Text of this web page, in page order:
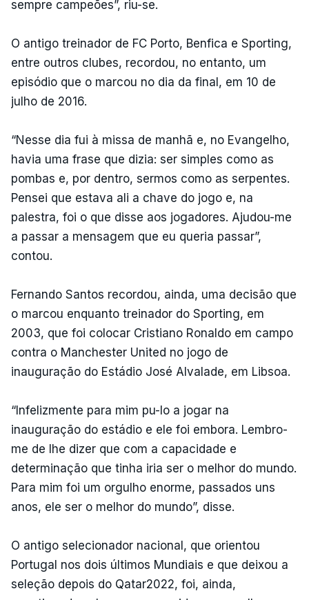
sempre campeões”, riu-se.
O antigo treinador de FC Porto, Benfica e Sporting,
entre outros clubes, recordou, no entanto, um
episódio que o marcou no dia da final, em 10 de
julho de 2016.
“Nesse dia fui à missa de manhã e, no Evangelho,
havia uma frase que dizia: ser simples como as
pombas e, por dentro, sermos como as serpentes.
Pensei que estava ali a chave do jogo e, na
palestra, foi o que disse aos jogadores. Ajudou-me
a passar a mensagem que eu queria passar”,
contou.
Fernando Santos recordou, ainda, uma decisão que
o marcou enquanto treinador do Sporting, em
2003, que foi colocar Cristiano Ronaldo em campo
contra o Manchester United no jogo de
inauguração do Estádio José Alvalade, em Libsoa.
“Infelizmente para mim pu-lo a jogar na
inauguração do estádio e ele foi embora. Lembro-
me de lhe dizer que com a capacidade e
determinação que tinha iria ser o melhor do mundo.
Para mim foi um orgulho enorme, passados uns
anos, ele ser o melhor do mundo”, disse.
O antigo selecionador nacional, que orientou
Portugal nos dois últimos Mundiais e que deixou a
seleção depois do Qatar2022, foi, ainda,